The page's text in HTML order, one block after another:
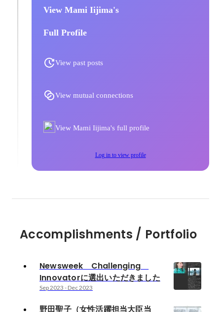
View Mami Iijima's
Full Profile
View past posts
View mutual connections
View Mami Iijima's full profile
Log in to view profile
Accomplishments / Portfolio
Newsweek Challenging
Innovatorに選出いただきました
Sep 2023 - Dec 2023
野田聖子（女性活躍担当大臣当